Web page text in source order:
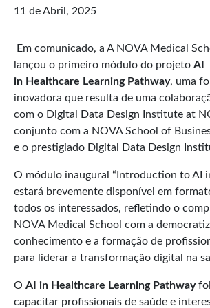
11 de Abril, 2025
Em comunicado, a A NOVA Medical
lançou o primeiro módulo do projeto AI
in Healthcare Learning Pathway, uma
inovadora que resulta de uma
com o Digital Data Design Institute at
conjunto com a NOVA School of
e o prestigiado Digital Data Design
O módulo inaugural “Introduction to AI
estará brevemente disponível em
todos os interessados, refletindo o
NOVA Medical School com a
conhecimento e a formação de
para liderar a transformação digital na
O AI in Healthcare Learning Pathwayfoi
capacitar profissionais de saúde e